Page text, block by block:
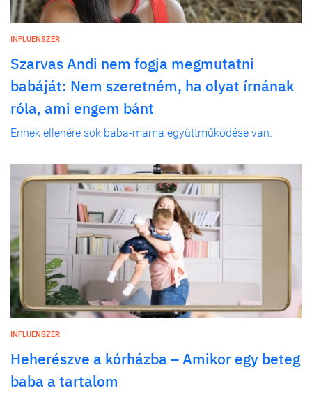
INFLUENSZER
Szarvas Andi nem fogja megmutatni
babáját: Nem szeretném, ha olyat írnának
róla, ami engem bánt
Ennek ellenére sok baba-mama együttműködése van.
INFLUENSZER
Heherészve a kórházba – Amikor egy beteg
baba a tartalom